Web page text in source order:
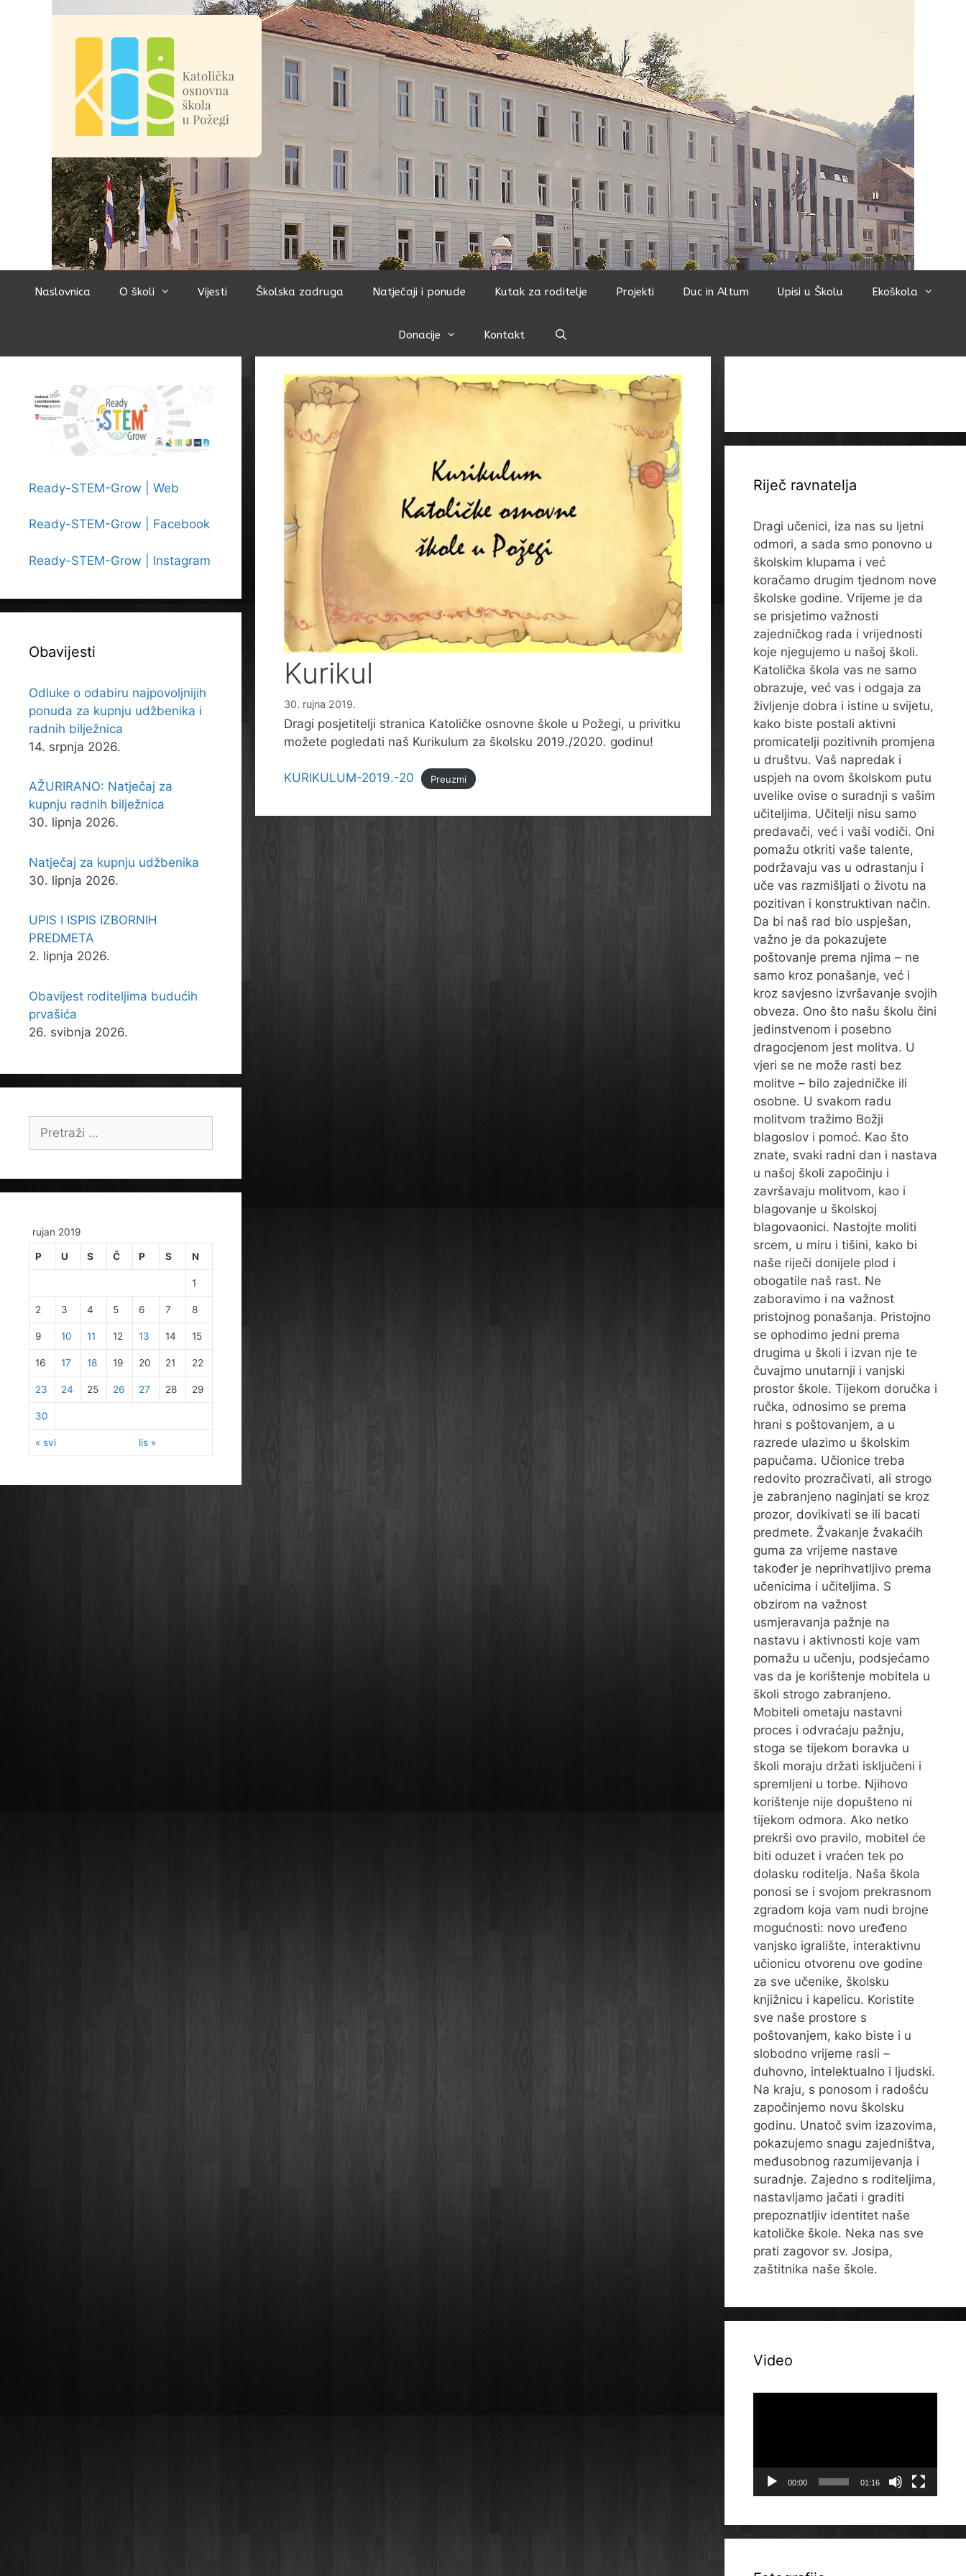
Naslovnica O školi Vijesti Školska zadruga Natječaji i ponude Kutak za roditelje Projekti Duc in Altum Upisi u Školu Ekoškola
Donacije Kontakt
Kurikul
30. rujna 2019.
Dragi posjetitelji stranica Katoličke osnovne škole u Požegi, u privitku
možete pogledati naš Kurikulum za školsku 2019./2020. godinu!
KURIKULUM-2019.-20 Preuzmi
Ready-STEM-Grow | Web
Ready-STEM-Grow | Facebook
Ready-STEM-Grow | Instagram
Obavijesti
Odluke o odabiru najpovoljnijih
ponuda za kupnju udžbenika i
radnih bilježnica
14. srpnja 2026.
AŽURIRANO: Natječaj za
kupnju radnih bilježnica
30. lipnja 2026.
Natječaj za kupnju udžbenika
30. lipnja 2026.
UPIS I ISPIS IZBORNIH
PREDMETA
2. lipnja 2026.
Obavijest roditeljima budućih
prvašića
26. svibnja 2026.
rujan 2019
P U S Č P S N
« svi lis »
1
2 3 4 5 6 7 8
9 10 11 12 13 14 15
16 17 18 19 20 21 22
23 24 25 26 27 28 29
30
Riječ ravnatelja
Dragi učenici, iza nas su ljetni
odmori, a sada smo ponovno u
školskim klupama i već
koračamo drugim tjednom nove
školske godine. Vrijeme je da
se prisjetimo važnosti
zajedničkog rada i vrijednosti
koje njegujemo u našoj školi.
Katolička škola vas ne samo
obrazuje, već vas i odgaja za
življenje dobra i istine u svijetu,
kako biste postali aktivni
promicatelji pozitivnih promjena
u društvu. Vaš napredak i
uspjeh na ovom školskom putu
uvelike ovise o suradnji s vašim
učiteljima. Učitelji nisu samo
predavači, već i vaši vodiči. Oni
pomažu otkriti vaše talente,
podržavaju vas u odrastanju i
uče vas razmišljati o životu na
pozitivan i konstruktivan način.
Da bi naš rad bio uspješan,
važno je da pokazujete
poštovanje prema njima – ne
samo kroz ponašanje, već i
kroz savjesno izvršavanje svojih
obveza. Ono što našu školu čini
jedinstvenom i posebno
dragocjenom jest molitva. U
vjeri se ne može rasti bez
molitve – bilo zajedničke ili
osobne. U svakom radu
molitvom tražimo Božji
blagoslov i pomoć. Kao što
znate, svaki radni dan i nastava
u našoj školi započinju i
završavaju molitvom, kao i
blagovanje u školskoj
blagovaonici. Nastojte moliti
srcem, u miru i tišini, kako bi
naše riječi donijele plod i
obogatile naš rast. Ne
zaboravimo i na važnost
pristojnog ponašanja. Pristojno
se ophodimo jedni prema
drugima u školi i izvan nje te
čuvajmo unutarnji i vanjski
prostor škole. Tijekom doručka i
ručka, odnosimo se prema
hrani s poštovanjem, a u
razrede ulazimo u školskim
papučama. Učionice treba
redovito prozračivati, ali strogo
je zabranjeno naginjati se kroz
prozor, dovikivati se ili bacati
predmete. Žvakanje žvakaćih
guma za vrijeme nastave
također je neprihvatljivo prema
učenicima i učiteljima. S
obzirom na važnost
usmjeravanja pažnje na
nastavu i aktivnosti koje vam
pomažu u učenju, podsjećamo
vas da je korištenje mobitela u
školi strogo zabranjeno.
Mobiteli ometaju nastavni
proces i odvraćaju pažnju,
stoga se tijekom boravka u
školi moraju držati isključeni i
spremljeni u torbe. Njihovo
korištenje nije dopušteno ni
tijekom odmora. Ako netko
prekrši ovo pravilo, mobitel će
biti oduzet i vraćen tek po
dolasku roditelja. Naša škola
ponosi se i svojom prekrasnom
zgradom koja vam nudi brojne
mogućnosti: novo uređeno
vanjsko igralište, interaktivnu
učionicu otvorenu ove godine
za sve učenike, školsku
knjižnicu i kapelicu. Koristite
sve naše prostore s
poštovanjem, kako biste i u
slobodno vrijeme rasli –
duhovno, intelektualno i ljudski.
Na kraju, s ponosom i radošću
započinjemo novu školsku
godinu. Unatoč svim izazovima,
pokazujemo snagu zajedništva,
međusobnog razumijevanja i
suradnje. Zajedno s roditeljima,
nastavljamo jačati i graditi
prepoznatljiv identitet naše
katoličke škole. Neka nas sve
prati zagovor sv. Josipa,
zaštitnika naše škole.
Video
00:00 01:16